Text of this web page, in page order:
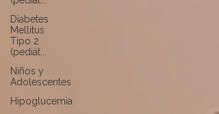
Diabetes
Mellitus
Tipo 2
(pediát...
Niños y
Adolescentes
Hipoglucemia